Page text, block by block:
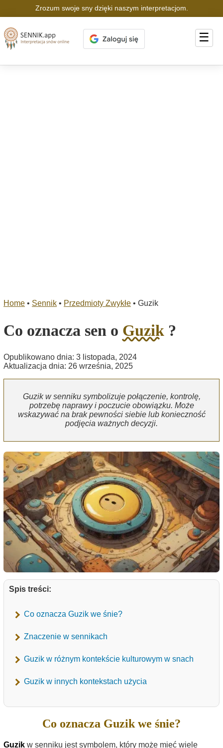
Zrozum swoje sny dzięki naszym interpretacjom.
☰
Home • Sennik • Przedmioty Zwykłe • Guzik
Co oznacza sen o Guzik ?
Opublikowano dnia: 3 listopada, 2024
Aktualizacja dnia: 26 września, 2025
Guzik w senniku symbolizuje połączenie, kontrolę,
potrzebę naprawy i poczucie obowiązku. Może
wskazywać na brak pewności siebie lub konieczność
podjęcia ważnych decyzji.
Spis treści:
Co oznacza Guzik we śnie?
Znaczenie w sennikach
Guzik w różnym kontekście kulturowym w snach
Guzik w innych kontekstach użycia
Co oznacza Guzik we śnie?
Guzik w senniku jest symbolem, który może mieć wiele